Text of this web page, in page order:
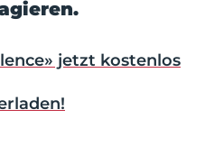
jetzt kostenlos